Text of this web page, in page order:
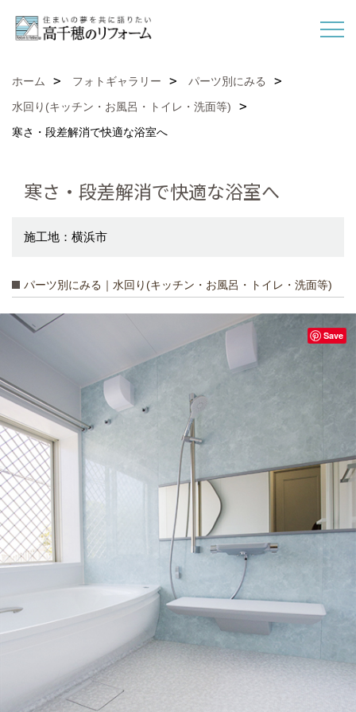
ホーム フォトギャラリー
パーツ別にみる
水回り(キッチン・お風呂・トイレ・洗面等)
寒さ・段差解消で快適な浴室へ
寒さ・段差解消で快適な浴室へ
施工地：横浜市
パーツ別にみる｜水回り(キッチン・お風呂・トイレ・洗面等)
Save